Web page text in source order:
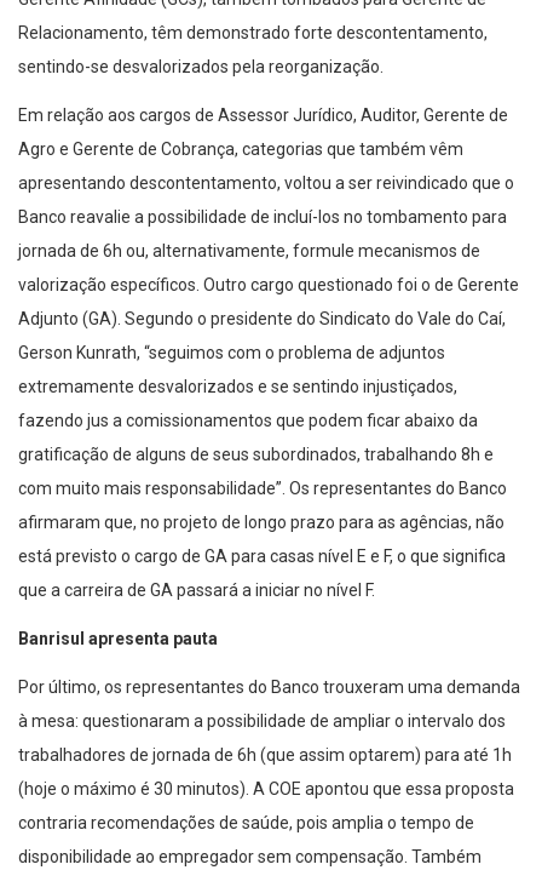
Relacionamento, têm demonstrado forte descontentamento,
sentindo-se desvalorizados pela reorganização.
Em relação aos cargos de Assessor Jurídico, Auditor, Gerente de
Agro e Gerente de Cobrança, categorias que também vêm
apresentando descontentamento, voltou a ser reivindicado que o
Banco reavalie a possibilidade de incluí-los no tombamento para
jornada de 6h ou, alternativamente, formule mecanismos de
valorização específicos. Outro cargo questionado foi o de Gerente
Adjunto (GA). Segundo o presidente do Sindicato do Vale do Caí,
Gerson Kunrath, “seguimos com o problema de adjuntos
extremamente desvalorizados e se sentindo injustiçados,
fazendo jus a comissionamentos que podem ficar abaixo da
gratificação de alguns de seus subordinados, trabalhando 8h e
com muito mais responsabilidade”. Os representantes do Banco
afirmaram que, no projeto de longo prazo para as agências, não
está previsto o cargo de GA para casas nível E e F, o que significa
que a carreira de GA passará a iniciar no nível F.
Banrisul apresenta pauta
Por último, os representantes do Banco trouxeram uma demanda
à mesa: questionaram a possibilidade de ampliar o intervalo dos
trabalhadores de jornada de 6h (que assim optarem) para até 1h
(hoje o máximo é 30 minutos). A COE apontou que essa proposta
contraria recomendações de saúde, pois amplia o tempo de
disponibilidade ao empregador sem compensação. Também